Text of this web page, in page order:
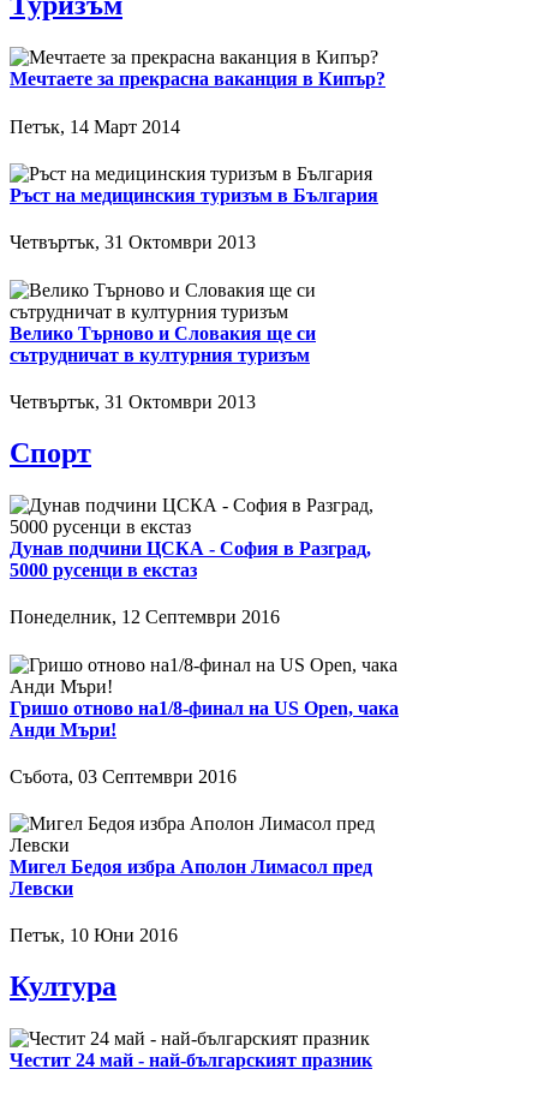
Мечтаете за прекрасна ваканция в Кипър?
Петък, 14 Март 2014
Ръст на медицинския туризъм в България
Четвъртък, 31 Октомври 2013
Велико Търново и Словакия ще си
сътрудничат в културния туризъм
Четвъртък, 31 Октомври 2013
Спорт
Дунав подчини ЦСКА - София в Разград,
5000 русенци в екстаз
Понеделник, 12 Септември 2016
Гришо отново на1/8-финал на US Open, чака
Анди Мъри!
Събота, 03 Септември 2016
Мигел Бедоя избра Аполон Лимасол пред
Левски
Петък, 10 Юни 2016
Култура
Честит 24 май - най-българският празник